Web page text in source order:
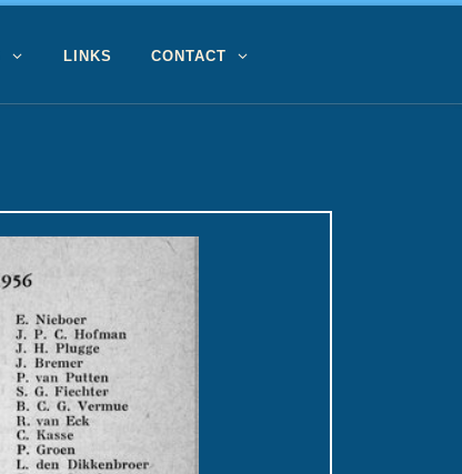
LINKS CONTACT